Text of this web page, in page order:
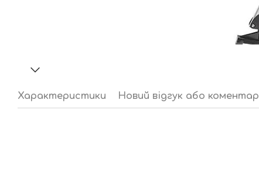
Характеристики Новий відгук або коментар